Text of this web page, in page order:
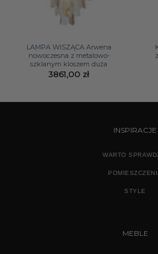
LAMPA WISZĄCA Arwena
nowoczesna z metalowo-
szklanym kloszem duża
3861,00 zł
INSPIRACJE
WARTO
STYLE
MEBLE